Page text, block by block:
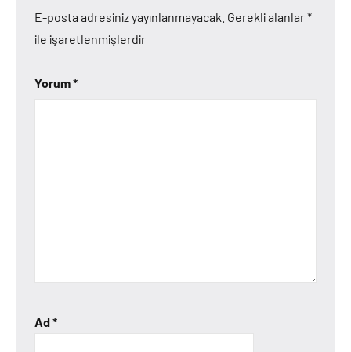
E-posta adresiniz yayınlanmayacak. Gerekli alanlar*
ile işaretlenmişlerdir
Yorum*
Ad*